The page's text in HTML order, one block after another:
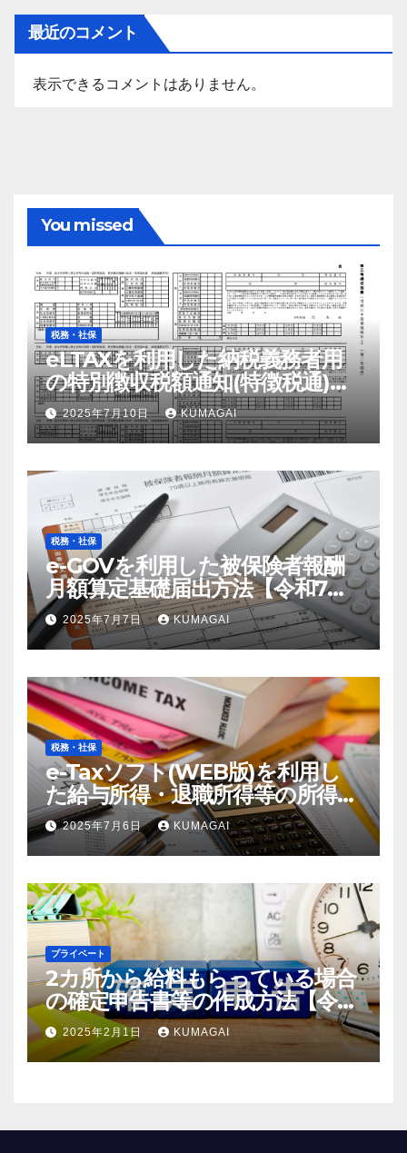
最近のコメント
表示できるコメントはありません。
You missed
税務・社保
eLTAXを利用した納税義務者用
の特別徴収税額通知(特徴税通)の
配布および確認の流れ【令和7
年；2025年】
2025年7月10日 KUMAGAI
税務・社保
e-GOVを利用した被保険者報酬
月額算定基礎届出方法【令和7
年；2025年届出】
2025年7月7日 KUMAGAI
税務・社保
e-Taxソフト(WEB版)を利用し
た給与所得・退職所得等の所得税
徴収高計算書の作成方法【令和7
年；2025年分】(創業4年目)
2025年7月6日 KUMAGAI
プライベート
2カ所から給料もらっている場合
の確定申告書等の作成方法【令和
6年；2024年分】
2025年2月1日 KUMAGAI